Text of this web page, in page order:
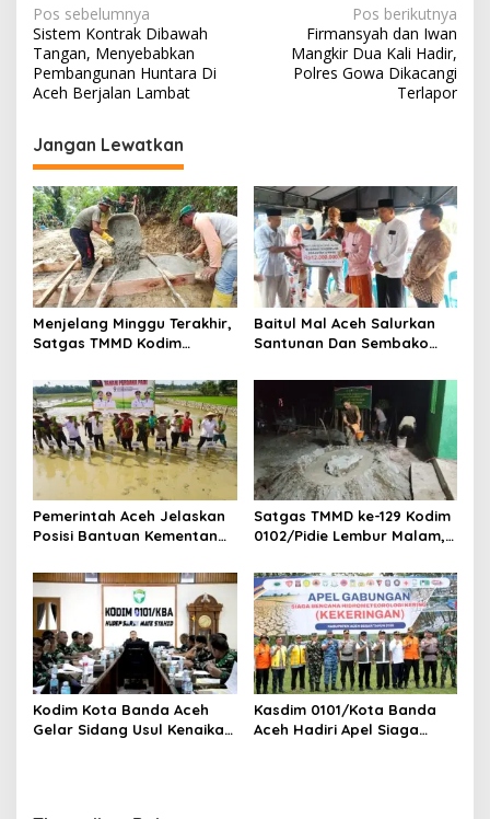
N
a
v
g
a
s
i
p
o
s
Pos sebelumnya
Sistem Kontrak Dibawah
Tangan, Menyebabkan
Pembangunan Huntara Di
Aceh Berjalan Lambat
Pos berikutnya
Firmansyah dan Iwan
Mangkir Dua Kali Hadir,
Polres Gowa Dikacangi
Terlapor
Jangan Lewatkan
Menjelang Minggu Terakhir,
Satgas TMMD Kodim
Cor Box Culvert Titik 3
Baitul Mal Aceh Salurkan
Santunan Dan Sembako
Tenggelam Di Ujong Batee
Pemerintah Aceh Jelaskan
Posisi Bantuan Kementan
Dan Kebun
Satgas TMMD ke-129 Kodim
0102/Pidie Lembur Malam,
RTLH Demi Capai Target
Kodim Kota Banda Aceh
Gelar Sidang Usul Kenaikan
Kasdim 0101/Kota Banda
Aceh Hadiri Apel Siaga